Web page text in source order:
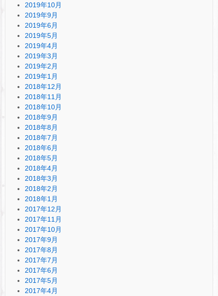
2019年10月
2019年9月
2019年6月
2019年5月
2019年4月
2019年3月
2019年2月
2019年1月
2018年12月
2018年11月
2018年10月
2018年9月
2018年8月
2018年7月
2018年6月
2018年5月
2018年4月
2018年3月
2018年2月
2018年1月
2017年12月
2017年11月
2017年10月
2017年9月
2017年8月
2017年7月
2017年6月
2017年5月
2017年4月